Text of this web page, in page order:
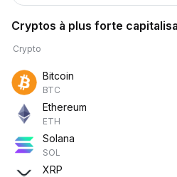
Cryptos à plus forte
Crypto
Bitcoin
BTC
Ethereum
ETH
Solana
SOL
XRP